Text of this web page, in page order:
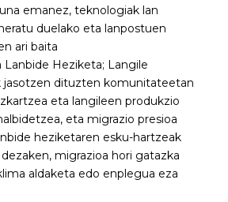
emanez, teknologiak lan
duelako eta lanpostuen
ari baita
Lanbide Heziketa; Langile
jasotzen dituzten komunitateetan
eta langileen produkzio
eta migrazio presioa
heziketaren esku-hartzeak
migrazioa hori gatazka
aldaketa edo enplegua eza